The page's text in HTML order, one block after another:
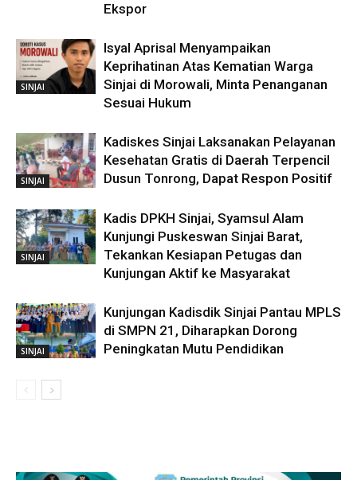
Ekspor
SINJAI
Isyal Aprisal Menyampaikan
Keprihatinan Atas Kematian Warga
Sinjai di Morowali, Minta Penanganan
Sesuai Hukum
SINJAI
Kadiskes Sinjai Laksanakan Pelayanan
Kesehatan Gratis di Daerah Terpencil
Dusun Tonrong, Dapat Respon Positif
SINJAI
Kadis DPKH Sinjai, Syamsul Alam
Kunjungi Puskeswan Sinjai Barat,
Tekankan Kesiapan Petugas dan
Kunjungan Aktif ke Masyarakat
SINJAI
Kunjungan Kadisdik Sinjai Pantau MPLS
di SMPN 21, Diharapkan Dorong
Peningkatan Mutu Pendidikan